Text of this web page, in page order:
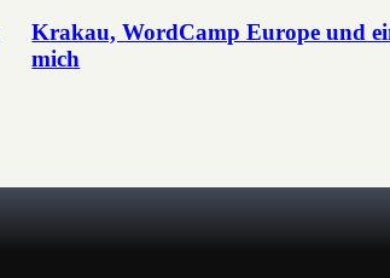
Krakau, WordCamp Europe und
mich